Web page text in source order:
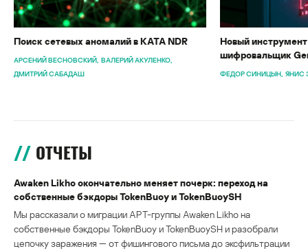
Поиск сетевых аномалий в KATA NDR
АРСЕНИЙ ВЕСНОВСКИЙ ВАЛЕРИЙ АКУЛЕНКО
ДМИТРИЙ САБАДАШ
Новый
шифровальщик
ФЕДОР СИНИЦЫН ЯНИС
ОТЧЕТЫ
Awaken Likho окончательно меняет почерк: переход на
собственные бэкдоры TokenBuoy и TokenBuoySH
Мы рассказали о миграции APT-группы Awaken Likho на
собственные бэкдоры TokenBuoy и TokenBuoySH и разобрали
цепочку заражения — от фишингового письма до эксфильтрации